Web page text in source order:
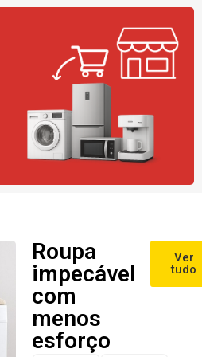
Roupa
impecável
com
menos
esforço
Ver
tudo